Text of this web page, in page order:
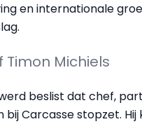
en internationale
Michiels
beslist dat chef,
bij Carcasse stopzet.